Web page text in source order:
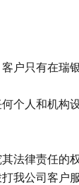
户只有在瑞
人和机构
法律责任的权
我公司客户